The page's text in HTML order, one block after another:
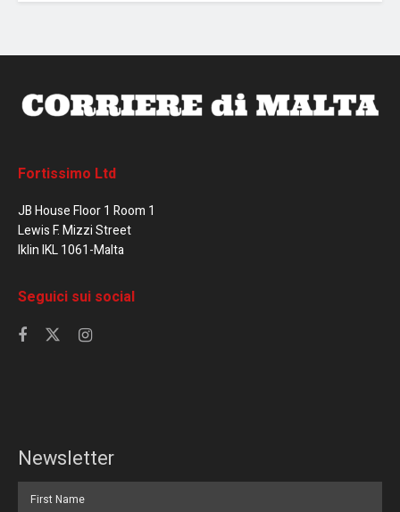
Fortissimo Ltd
JB House Floor 1 Room 1
Lewis F. Mizzi Street
Iklin IKL 1061-Malta
Seguici sui social
Newsletter